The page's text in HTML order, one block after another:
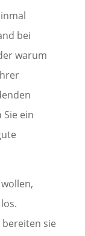
bei
warum
ein
bereiten sie